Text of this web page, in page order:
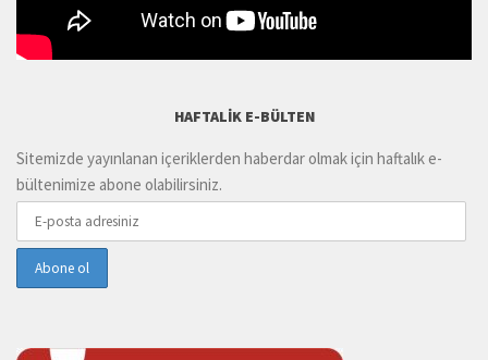
HAFTALIK E-BÜLTEN
Sitemizde yayınlanan içeriklerden haberdar olmak için haftalık e-
bültenimize abone olabilirsiniz.